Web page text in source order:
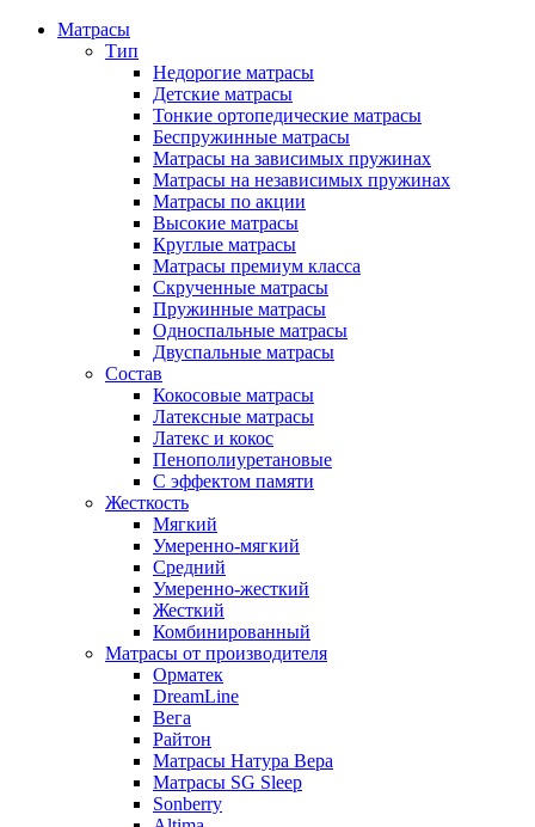
Матрасы
Тип
Недорогие матрасы
Детские матрасы
Тонкие ортопедические матрасы
Беспружинные матрасы
Матрасы на зависимых пружинах
Матрасы на независимых пружинах
Матрасы по акции
Высокие матрасы
Круглые матрасы
Матрасы премиум класса
Скрученные матрасы
Пружинные матрасы
Односпальные матрасы
Двуспальные матрасы
Состав
Кокосовые матрасы
Латексные матрасы
Латекс и кокос
Пенополиуретановые
С эффектом памяти
Жесткость
Мягкий
Умеренно-мягкий
Средний
Умеренно-жесткий
Жесткий
Комбинированный
Матрасы от производителя
Орматек
DreamLine
Вега
Райтон
Матрасы Натура Вера
Матрасы SG Sleep
Sonberry